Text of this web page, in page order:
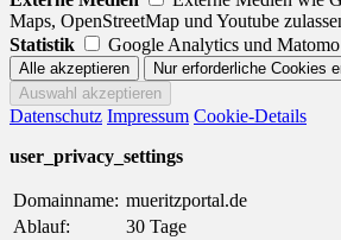
Maps, OpenStreetMap und Youtube
Statistik
Google Analytics und
Datenschutz Impressum Cookie-Details
user_privacy_settings
Domainname: mueritzportal.de
Ablauf:
30 Tage